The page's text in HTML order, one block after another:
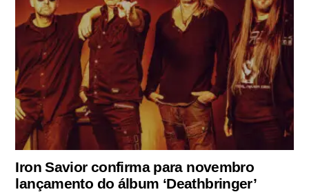
Iron Savior confirma para novembro
lançamento do álbum ‘Deathbringer’